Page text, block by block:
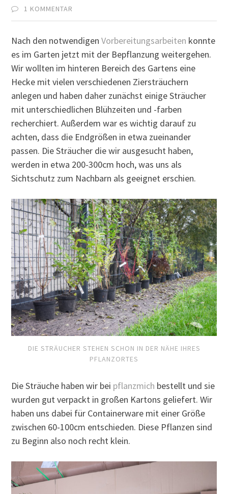
1 KOMMENTAR
Nach den notwendigenVorbereitungsarbeiten konnte
es im Garten jetzt mit der Bepflanzung weitergehen.
Wir wollten im hinteren Bereich des Gartens eine
Hecke mit vielen verschiedenen Ziersträuchern
anlegen und haben daher zunächst einige Sträucher
mit unterschiedlichen Blühzeiten und -farben
recherchiert. Außerdem war es wichtig darauf zu
achten, dass die Endgrößen in etwa zueinander
passen. Die Sträucher die wir ausgesucht haben,
werden in etwa 200-300cm hoch, was uns als
Sichtschutz zum Nachbarn als geeignet erschien.
DIE STRÄUCHER STEHEN SCHON IN DER NÄHE IHRES
PFLANZORTES
Die Sträuche haben wir bei pflanzmich bestellt und sie
wurden gut verpackt in großen Kartons geliefert. Wir
haben uns dabei für Containerware mit einer Größe
zwischen 60-100cm entschieden. Diese Pflanzen sind
zu Beginn also noch recht klein.